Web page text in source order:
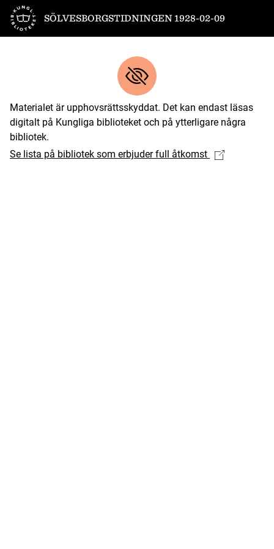
Till startsidan
SÖLVESBORGSTIDNINGEN 1928-02-09
Materialet är upphovsrättsskyddat. Det kan endast läsas
digitalt på Kungliga biblioteket och på ytterligare några
bibliotek.
Se lista på bibliotek som erbjuder full åtkomst